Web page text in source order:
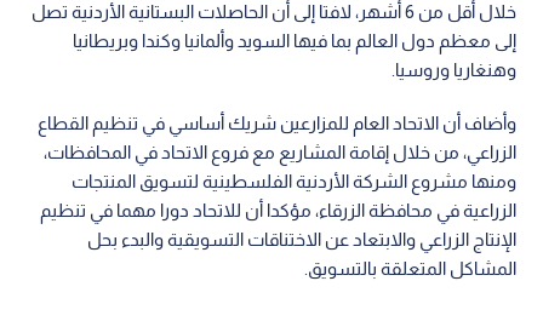
خلال أقل من 6 أشهر، لافتا إلى أن الحاصلات البستانية الأردنية تصل
إلى معظم دول العالم بما فيها السويد وألمانيا وكندا وبريطانيا
وهنغاريا وروسيا.
وأضاف أن الاتحاد العام للمزارعين شريك أساسي في تنظيم القطاع
الزراعي، من خلال إقامة المشاريع مع فروع الاتحاد في المحافظات،
ومنها مشروع الشركة الأردنية الفلسطينية لتسويق المنتجات
الزراعية في محافظة الزرقاء، مؤكدا أن للاتحاد دورا مهما في تنظيم
الإنتاج الزراعي والابتعاد عن الاختناقات التسويقية والبدء بحل
المشاكل المتعلقة بالتسويق.